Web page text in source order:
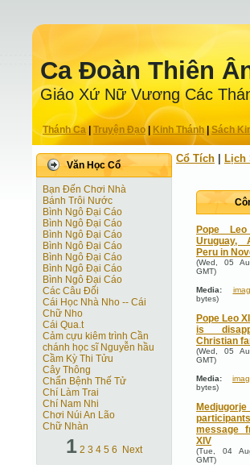
Ca Ðoàn Thiên
Giáo Xứ Nữ Vương Các
Thánh Ca Truyện Ðạo| Kinh Thánh Sách
Văn Học Cổ
Bạn Đến Chơi Nhà
Bánh Trôi Nước
Bình Ngô Đại Cáo
Bình Ngô Đại Cáo
Bình Ngô Đại Cáo
Bình Ngô Đại Cáo
Bình Ngô Đại Cáo
Bình Ngô Đại Cáo
Bình Ngô Đại Cáo
Các Câu Đối
Cái Học Nhà Nho -- Cái
Chữ Nho
Cái Qua.t
Cảm cựu kiêm trình Cần
chánh học sĩ Nguyễn hầu
Cầm Kỳ Thi Tửu
Cây Thông
Chẩn Bệnh Thế Tử
Chí Làm Trai
Chí Nam Nhi
Chơi Núi An Lão
Chữ Nhàn
1 2 3 4 5 6 Next
Cổ Tích Lịch
Pope
Uruguay,
Peru in
(Wed, 05
GMT)
Media:
bytes)
Pope Leo
is
Christian
(Wed, 05
GMT)
Media:
bytes)
message
XIV
(Tue, 04
GMT)